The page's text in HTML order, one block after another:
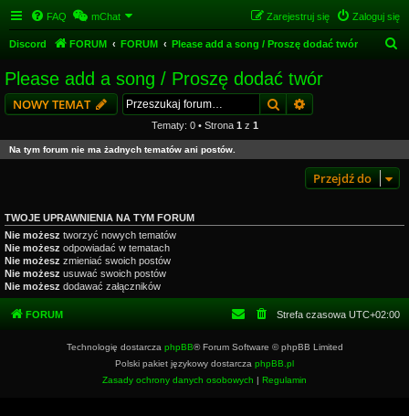
FAQ mChat Zaloguj się
Zarejestruj się
Discord FORUM FORUM Please add a song / Proszę dodać twór
Please add a song / Proszę dodać twór
NOWY TEMAT SzukajWyszukiwanie
Tematy: 0 • Strona 1 z 1
Na tym forum nie ma żadnych tematów ani postów.
Przejdź do
TWOJE UPRAWNIENIA NA TYM FORUM
Nie możesz tworzyć nowych tematów
Nie możesz odpowiadać w tematach
Nie możesz zmieniać swoich postów
Nie możesz usuwać swoich postów
Nie możesz dodawać załączników
FORUM Strefa czasowa UTC+02:00
Technologię dostarcza phpBB® Forum Software © phpBB Limited
Polski pakiet językowy dostarcza phpBB.pl
Zasady ochrony danych osobowych | Regulamin